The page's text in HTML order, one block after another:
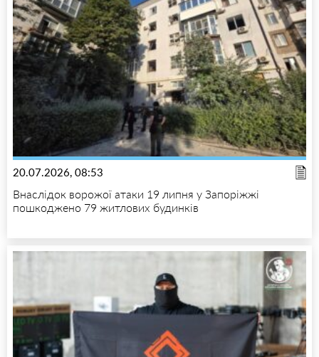
20.07.2026, 08:53
Внаслідок ворожої атаки 19 липня у Запоріжжі
пошкоджено 79 житлових будинків